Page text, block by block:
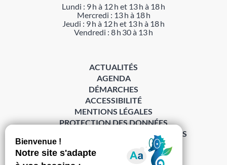
Lundi : 9 h à 12 h et 13 h à 18 h
Mercredi : 13 h à 18 h
Jeudi : 9 h à 12 h et 13 h à 18 h
Vendredi : 8 h 30 à 13 h
S’abonner à la Gazette ›
ACTUALITÉS
AGENDA
DÉMARCHES
ACCESSIBILITÉ
MENTIONS LÉGALES
PROTECTION DES DONNÉES
POLITIQUE DE GESTION DES COOKIES